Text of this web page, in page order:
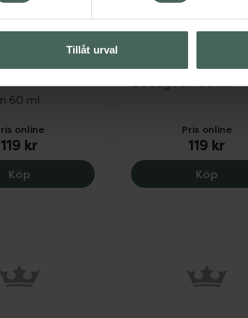
Tillåt urval
60 ml
online
119 kr
KöpL300 Sensitive Ansiktskräm Light, 119 kr.
CC dagkräm 50 ml
Pris online
119 kr
KöpL300